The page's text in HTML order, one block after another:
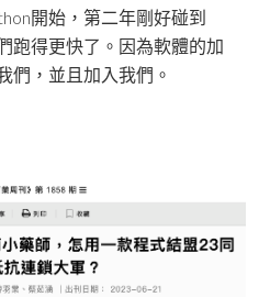
開始，第二年剛好碰到
跑得更快了。因為軟體的加
們，並且加入我們。